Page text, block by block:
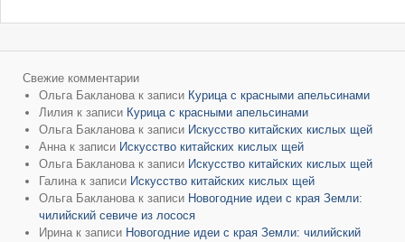
Свежие комментарии
Ольга Бакланова к записи Курица с красными апельсинами
Лилия к записи Курица с красными апельсинами
Ольга Бакланова к записи Искусство китайских кислых щей
Анна к записи Искусство китайских кислых щей
Ольга Бакланова к записи Искусство китайских кислых щей
Галина к записи Искусство китайских кислых щей
Ольга Бакланова к записи Новогодние идеи с края Земли:
чилийский севиче из лосося
Ирина к записи Новогодние идеи с края Земли: чилийский